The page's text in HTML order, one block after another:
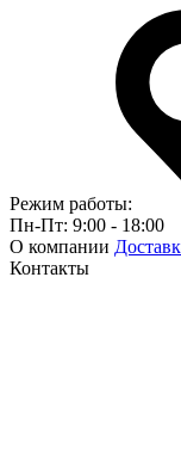
Режим работы:
Пн-Пт: 9:00 - 18:00
О компании
Контакты